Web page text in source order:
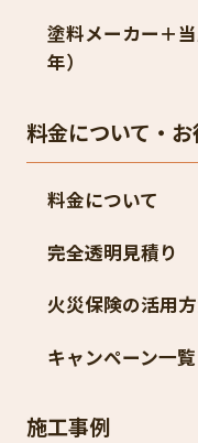
塗料メーカー＋
年）​
料金について・
料金について
完全透明見積り​
火災保険の活用
キャンペーン一覧​
施工事例